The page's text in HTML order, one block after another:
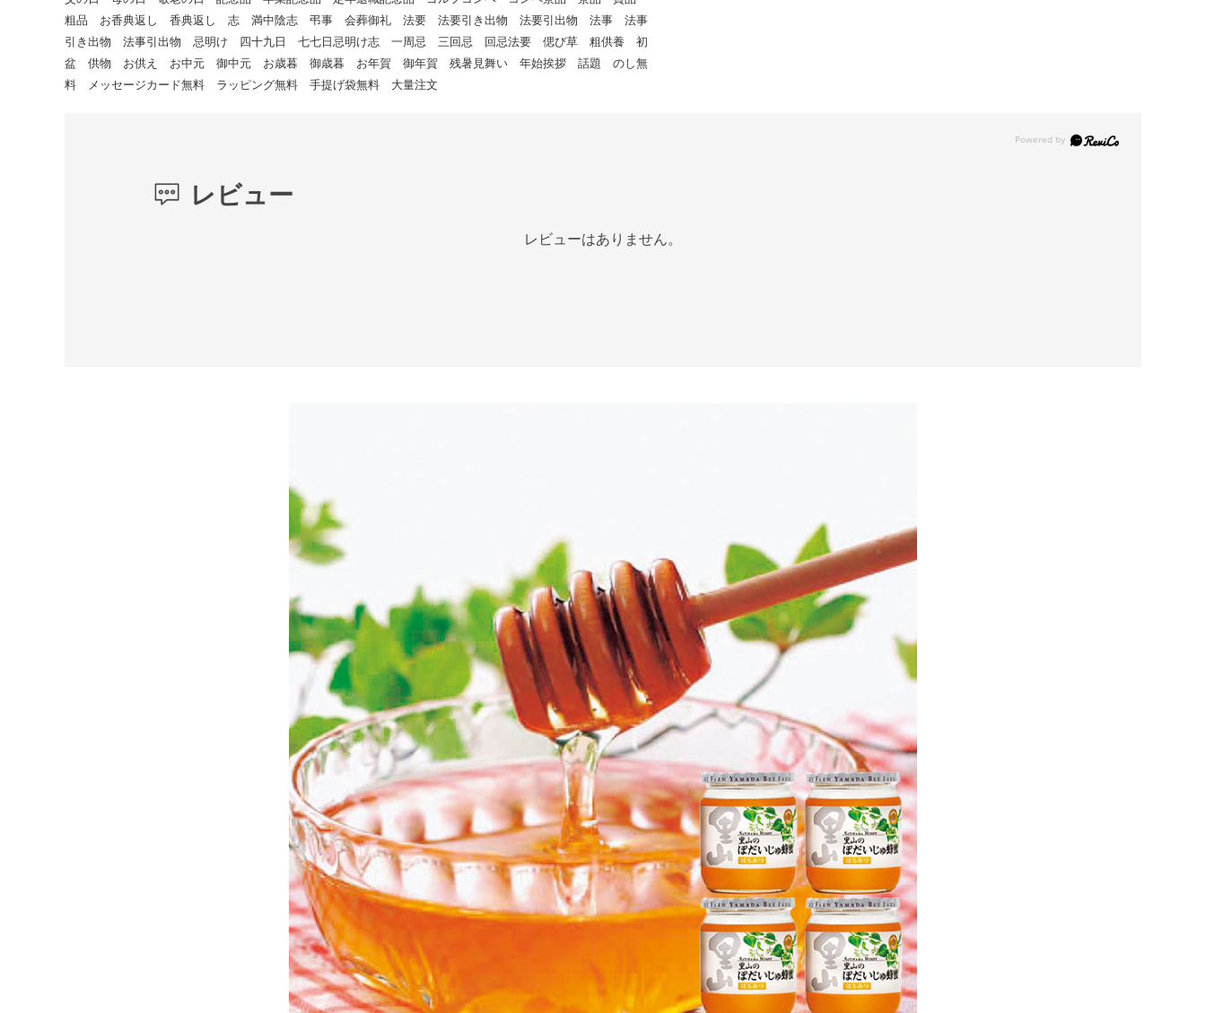
粗品 お香典返し 香典返し 志 満中陰志 弔事 会葬御礼 法要 法要引き出物 法要引出物 法事 法事
引き出物 法事引出物 忌明け 四十九日 七七日忌明け志 一周忌 三回忌 回忌法要 偲び草 粗供養 初
盆 供物 お供え お中元 御中元 お歳暮 御歳暮 お年賀 御年賀 残暑見舞い 年始挨拶 話題 のし無
料 メッセージカード無料 ラッピング無料 手提げ袋無料 大量注文
レビュー
レビューはありません。